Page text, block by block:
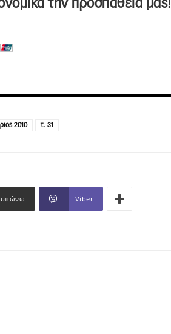
την προσπάθειά μας!
2010 τ. 31
Viber